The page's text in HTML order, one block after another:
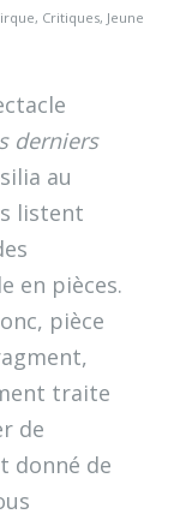
, Critiques, Jeune
derniers
au
listent
en pièces.
pièce
traite
de
donné de